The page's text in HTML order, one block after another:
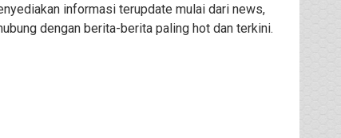
informasi terupdate mulai dari news,
dengan berita-berita paling hot dan terkini.